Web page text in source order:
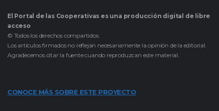
El Portal de las Cooperativas es una producción digital de libre
acceso
© Todos los derechos compartidos.
Los artículos firmados no reflejan necesariamente la opinión de la editorial.
Agradecemos citar la fuente cuando reproduzcan este material.
CONOCE MÁS SOBRE ESTE PROYECTO